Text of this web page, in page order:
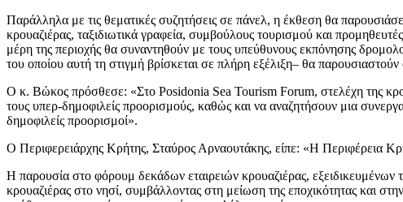
Παράλληλα με τις θεματικές συζητήσεις σε πάνελ, η έκθεση θα
κρουαζιέρας, ταξιδιωτικά γραφεία, συμβούλους τουρισμού και
μέρη της περιοχής θα συναντηθούν με τους υπεύθυνους εκπόνησης
του οποίου αυτή τη στιγμή βρίσκεται σε πλήρη εξέλιξη– θα
Ο κ. Βώκος πρόσθεσε: «Στο Posidonia Sea Tourism Forum, στελέχη της
τους υπερ-δημοφιλείς προορισμούς, καθώς και να αναζητήσουν μια
δημοφιλείς προορισμοί».
Ο Περιφερειάρχης Κρήτης, Σταύρος Αρναουτάκης, είπε: «Η Περιφέρεια
Η παρουσία στο φόρουμ δεκάδων εταιρειών κρουαζιέρας,
κρουαζιέρας στο νησί, συμβάλλοντας στη μείωση της εποχικότητας και